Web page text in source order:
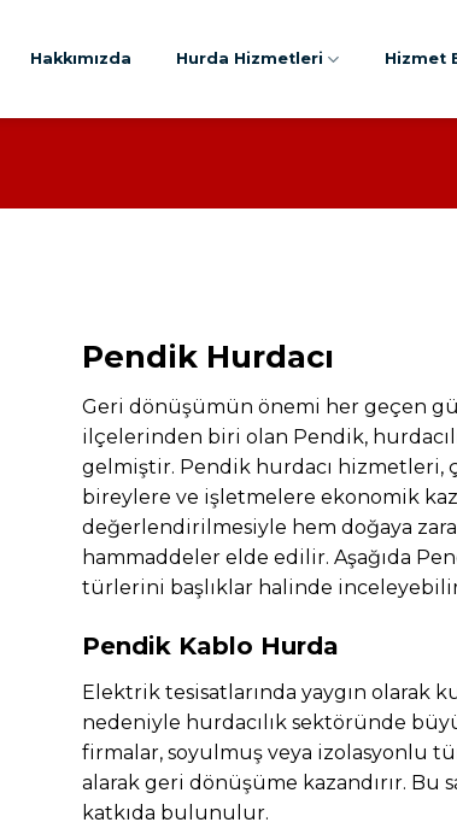
Hakkımızda Hurda Hizmetleri Hizmet
Pendik Hurdacı
Geri dönüşümün önemi her geçen
ilçelerinden biri olan Pendik,
gelmiştir. Pendik hurdacı hizmetleri,
bireylere ve işletmelere ekonomik
değerlendirilmesiyle hem doğaya
hammaddeler elde edilir. Aşağıda
türlerini başlıklar halinde
Pendik Kablo Hurda
Elektrik tesisatlarında yaygın olarak
nedeniyle hurdacılık sektöründe
firmalar, soyulmuş veya izolasyonlu
alarak geri dönüşüme kazandırır. Bu
katkıda bulunulur.